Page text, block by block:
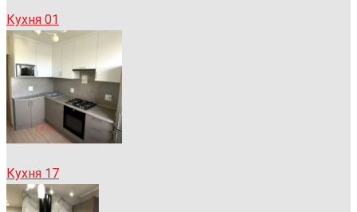
Кухня 01
Кухня 17